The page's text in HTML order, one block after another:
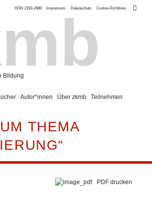
Bildung
ISSN 2193-2980 Impressum Datenschutz Cookie-Richtlinie
Autor*innen Über zkmb Teilnehmen
THEMA
PDF drucken